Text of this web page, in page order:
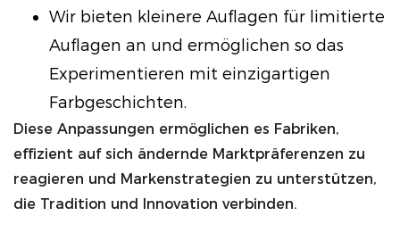
Wir bieten kleinere Auflagen für limitierte
Auflagen an und ermöglichen so das
Experimentieren mit einzigartigen
Farbgeschichten.
Diese Anpassungen ermöglichen es Fabriken,
effizient auf sich ändernde Marktpräferenzen zu
reagieren und Markenstrategien zu unterstützen,
die Tradition und Innovation verbinden.